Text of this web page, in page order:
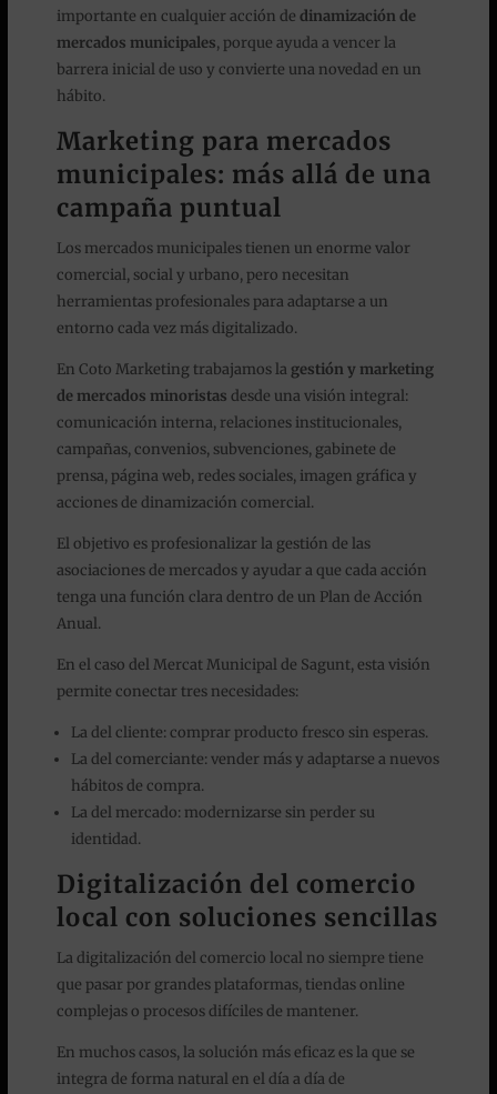
importante en cualquier acción de dinamización de
mercados municipales, porque ayuda a vencer la
barrera inicial de uso y convierte una novedad en un
hábito.
Marketing para mercados
municipales: más allá de una
campaña puntual
Los mercados municipales tienen un enorme valor
comercial, social y urbano, pero necesitan
herramientas profesionales para adaptarse a un
entorno cada vez más digitalizado.
En Coto Marketing trabajamos la gestión y marketing
de mercados minoristas desde una visión integral:
comunicación interna, relaciones institucionales,
campañas, convenios, subvenciones, gabinete de
prensa, página web, redes sociales, imagen gráfica y
acciones de dinamización comercial.
El objetivo es profesionalizar la gestión de las
asociaciones de mercados y ayudar a que cada acción
tenga una función clara dentro de un Plan de Acción
Anual.
En el caso del Mercat Municipal de Sagunt, esta visión
permite conectar tres necesidades:
La del cliente: comprar producto fresco sin esperas.
La del comerciante: vender más y adaptarse a nuevos
hábitos de compra.
La del mercado: modernizarse sin perder su
identidad.
Digitalización del comercio
local con soluciones sencillas
La digitalización del comercio local no siempre tiene
que pasar por grandes plataformas, tiendas online
complejas o procesos difíciles de mantener.
En muchos casos, la solución más eficaz es la que se
integra de forma natural en el día a día de